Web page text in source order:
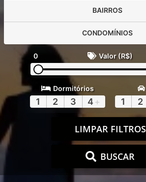
BAIRROS
CONDOMÍNIOS
0 Valor (R$)
Dormitórios
1 2 3 4 + 1 2
LIMPAR FILTROS
BUSCAR